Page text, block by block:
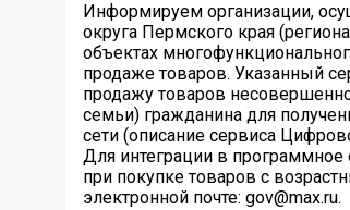
Информируем организации,
округа Пермского края
объектах
продаже товаров. Указанный
продажу товаров
семьи) гражданина для
сети (описание сервиса
Для интеграции в
при покупке товаров с
электронной почте: gov@max.ru.